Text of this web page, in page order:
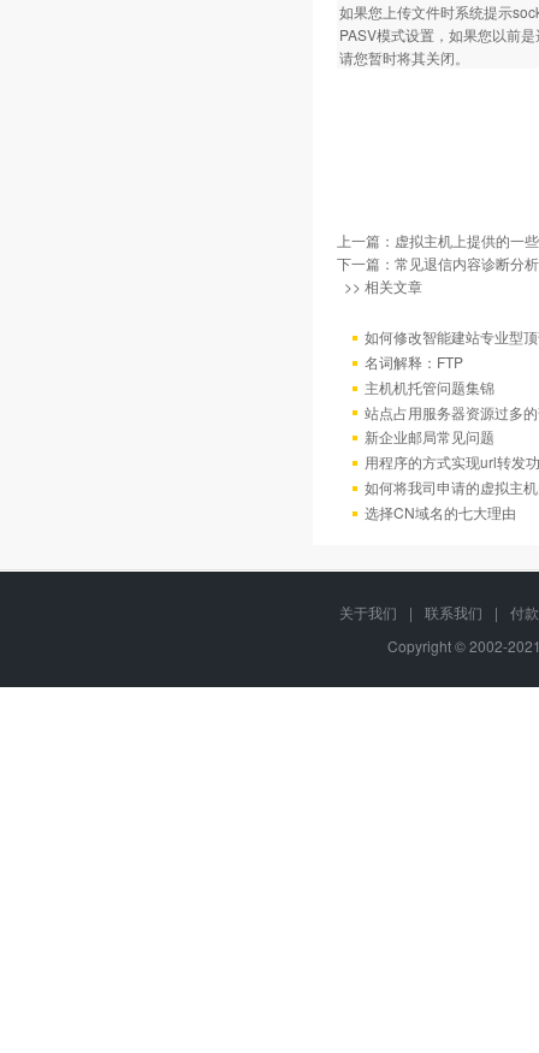
如果您上传文件时系统提示
PASV模式设置，如果您以前
请您暂时将其关闭。
上一篇： 虚拟主机上提供的一
下一篇： 常见退信内容诊断分
>> 相关文章
如何修改智能建站专业型
名词解释：FTP
主机机托管问题集锦
站点占用服务器资源过多
新企业邮局常见问题
用程序的方式实现url转发
如何将我司申请的虚拟主
选择CN域名的七大理由
关于我们 | 联系我们 |
付
Copyright © 2002-